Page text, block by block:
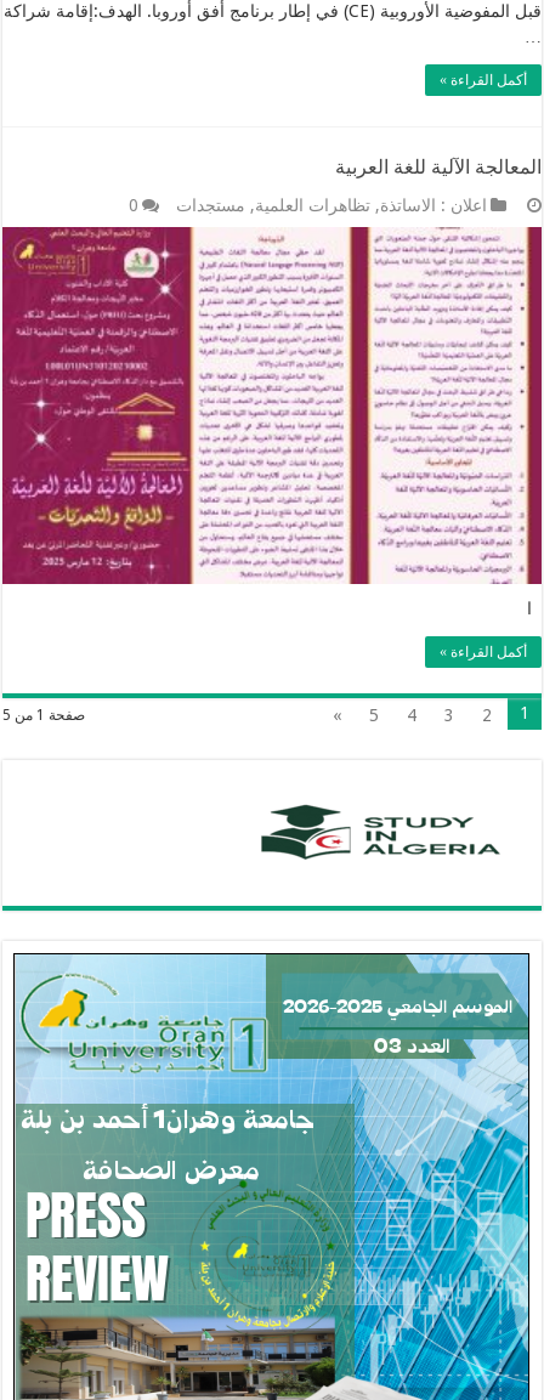
قبل المفوضية الأوروبية (CE) في إطار برنامج أفق أوروبا. الهدف:إقامة شراكة
…
أكمل القراءة »
المعالجة الآلية للغة العربية
اعلان : الاساتذة,تظاهرات العلمية, مستجدات 0
ا
أكمل القراءة »
صفحة 1 من 5 1
2
3
4
5
»